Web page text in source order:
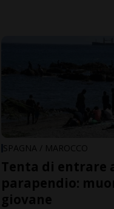
SPAGNA / MAROCCO
Tenta di entrare
parapendio:
giovane